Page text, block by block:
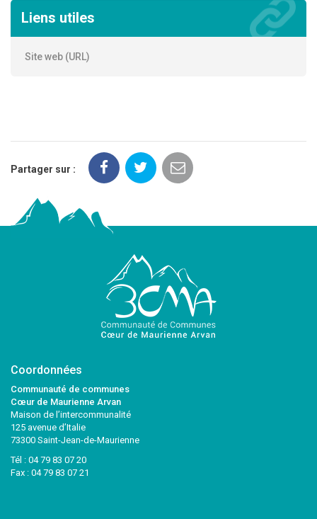
Liens utiles
Site web (URL)
Partager sur :
Coordonnées
Communauté de communes
Cœur de Maurienne Arvan
Maison de l’intercommunalité
125 avenue d’Italie
73300 Saint-Jean-de-Maurienne
Tél : 04 79 83 07 20
Fax : 04 79 83 07 21